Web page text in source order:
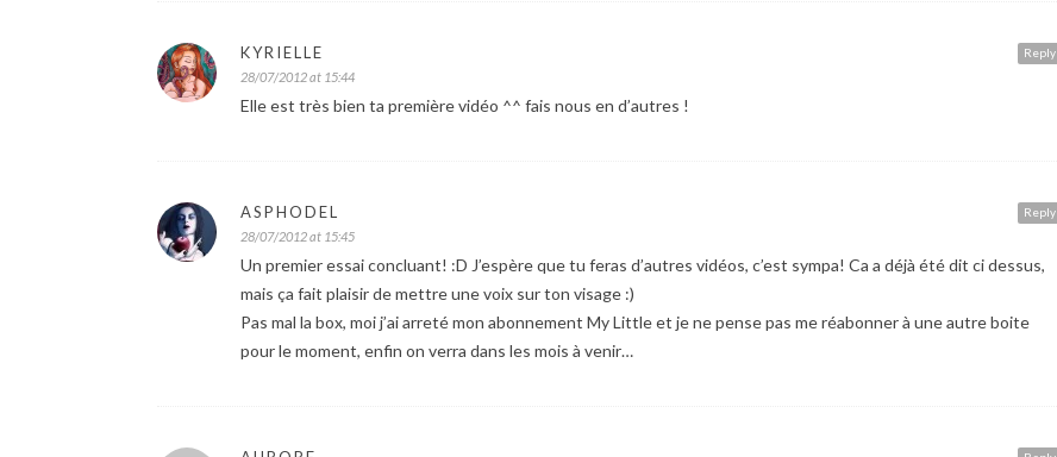
Reply
KYRIELLE
28/07/2012 at 15:44
Elle est très bien ta première vidéo ^^ fais nous en d’autres !
Reply
ASPHODEL
28/07/2012 at 15:45
Un premier essai concluant! :D J’espère que tu feras d’autres vidéos, c’est sympa! Ca a déjà été dit ci dessus,
mais ça fait plaisir de mettre une voix sur ton visage :)
Pas mal la box, moi j’ai arreté mon abonnement My Little et je ne pense pas me réabonner à une autre boite
pour le moment, enfin on verra dans les mois à venir…